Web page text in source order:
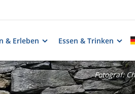
& Erleben Essen & Trinken
Fotograf: